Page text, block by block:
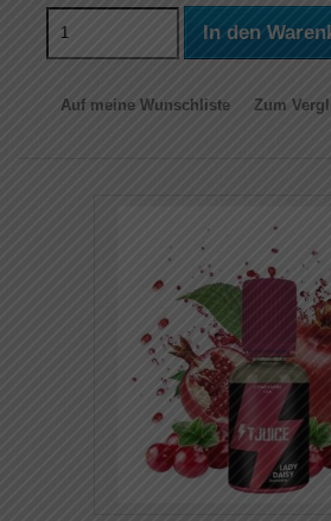
In den
Auf meine Wunschliste Zum